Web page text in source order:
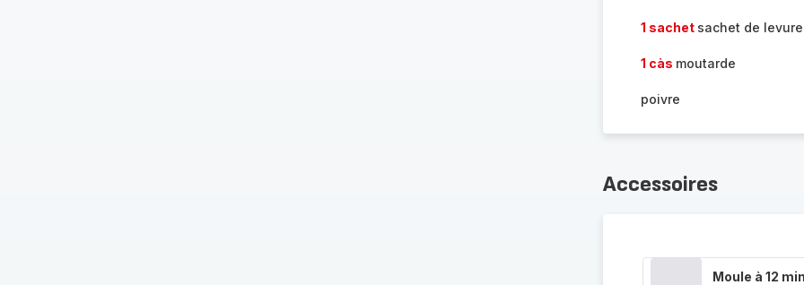
1 sachet sachet de
1 càs moutarde
poivre
Accessoires
Moule à 12